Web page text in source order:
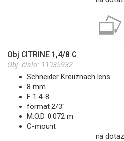
Obj CITRINE 1,4/8 C
Obj. číslo: 11035932
Schneider Kreuznach lens
8 mm
F 1.4-8
format 2/3"
M.O.D. 0.072 m
C-mount
na dotaz